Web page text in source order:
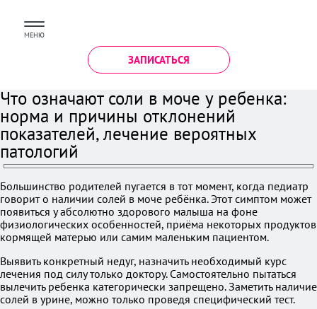
МЕНЮ
ЗАПИСАТЬСЯ
Что означают соли в моче у ребенка:
норма и причины отклонений
показателей, лечение вероятных
патологий
Большинство родителей пугается в тот момент, когда педиатр
говорит о наличии солей в моче ребёнка. Этот симптом может
появиться у абсолютно здорового малыша на фоне
физиологических особенностей, приёма некоторых продуктов
кормящей матерью или самим маленьким пациентом.
Выявить конкретный недуг, назначить необходимый курс
лечения под силу только доктору. Самостоятельно пытаться
вылечить ребенка категорически запрещено. Заметить наличие
солей в урине, можно только проведя специфический тест.